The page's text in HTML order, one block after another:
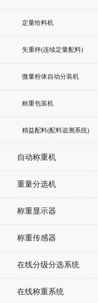
定量给料机
失重秤(连续定量配料)
微量粉体自动分装机
称重包装机
精益配料(配料追溯系统)
自动称重机
重量分选机
称重显示器
称重传感器
在线分级分选系统
在线称重系统